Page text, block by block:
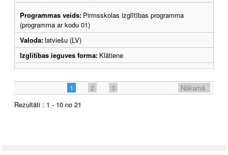
Programmas veids: Pirmsskolas izglītības programma
(programma ar kodu 01)
Valoda:latviešu (LV)
Izglītības ieguves forma: Klātiene
1 2 3
Nākamā
Rezultāti : 1 - 10 no 21